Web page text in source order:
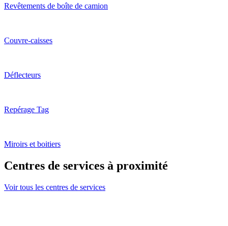
Revêtements de boîte de camion
Couvre-caisses
Déflecteurs
Repérage Tag
Miroirs et boitiers
Centres de services à proximité
Voir tous les centres de services